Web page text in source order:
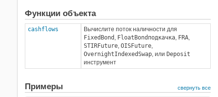
Функции объекта
cashflows
Вычислите поток наличности для
FixedBond , FloatBond подкачка, FRA,
STIRFuture, OISFuture,
OvernightIndexedSwap, или Deposit
инструмент
Примеры свернуть все